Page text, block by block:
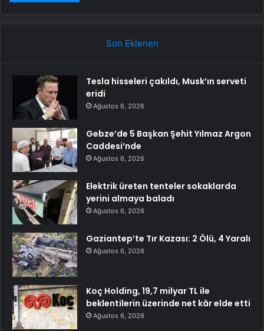
Son Eklenen
Tesla hisseleri çakıldı, Musk’ın serveti
eridi
Ağustos 6, 2026
Gebze’de 5 Başkan Şehit Yılmaz Argon
Caddesi’nde
Ağustos 6, 2026
Elektrik üreten tenteler sokaklarda
yerini almaya baladı
Ağustos 6, 2026
Gaziantep’te Tır Kazası: 2 Ölü, 4 Yaralı
Ağustos 6, 2026
Koç Holding, 19,7 milyar TL ile
beklentilerin üzerinde net kâr elde etti
Ağustos 6, 2026